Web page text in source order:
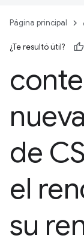
Página principal
¿Te resultó útil?
de
el
su